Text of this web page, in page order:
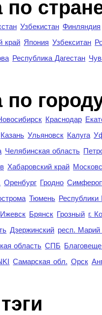
по
Узбекистан Финляндия
край Япония Узбекситан
Республика Дагестан
по
Краснодар
Казань Ульяновск Калуга
Челябинская область
Хабаровский край
Оренбург Гродно
Тюмень Республики
Ижевск Брянск Грозный г.
Дзержинский респ.
область СПБ
Самарская обл. Орск